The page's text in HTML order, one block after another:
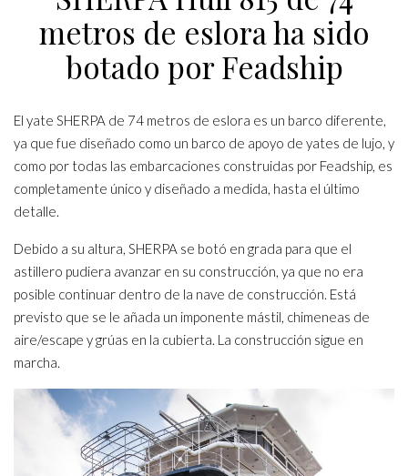
metros de eslora ha sido
botado por Feadship
El yate SHERPA de 74 metros de eslora es un barco diferente,
ya que fue diseñado como un barco de apoyo de yates de lujo, y
como por todas las embarcaciones construidas por Feadship, es
completamente único y diseñado a medida, hasta el último
detalle.
Debido a su altura, SHERPA se botó en grada para que el
astillero pudiera avanzar en su construcción, ya que no era
posible continuar dentro de la nave de construcción. Está
previsto que se le añada un imponente mástil, chimeneas de
aire/escape y grúas en la cubierta. La construcción sigue en
marcha.